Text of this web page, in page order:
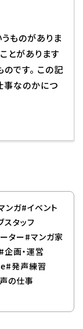
ものがありま
とがあります
です。 この記
事なのかにつ
ンガ#イベント
スタッフ
ター#マンガ家
#企画・運営
#発声練習
の仕事